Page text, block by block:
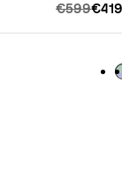
€599